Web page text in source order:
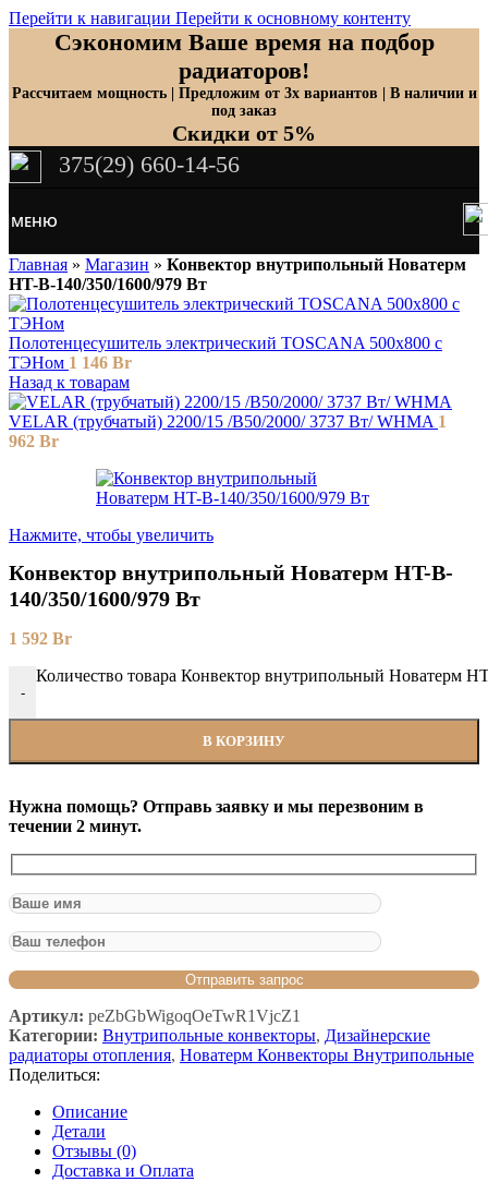
Перейти к навигации Перейти к основному контенту
Сэкономим Ваше время на подбор
радиаторов!
Рассчитаем мощность | Предложим от 3х вариантов | В наличии и
под заказ
Скидки от 5%
375(29) 660-14-56
МЕНЮ
Главная » Магазин » Конвектор внутрипольный Новатерм
HT-B-140/350/1600/979 Вт
Полотенцесушитель электрический TOSCANA 500x800 с
ТЭНом 1 146 Br
Назад к товарам
VELAR (трубчатый) 2200/15 /B50/2000/ 3737 Bт/ WHMA 1
962 Br
Нажмите, чтобы увеличить
Конвектор внутрипольный Новатерм HT-B-
140/350/1600/979 Вт
1 592 Br
-
Количество товара Конвектор внутрипольный Новатерм
В КОРЗИНУ
Нужна помощь? Отправь заявку и мы перезвоним в
течении 2 минут.
Артикул: peZbGbWigoqOeTwR1VjcZ1
Категории: Внутрипольные конвекторы, Дизайнерские
радиаторы отопления, Новатерм Конвекторы Внутрипольные
Поделиться:
Описание
Детали
Отзывы (0)
Доставка и Оплата